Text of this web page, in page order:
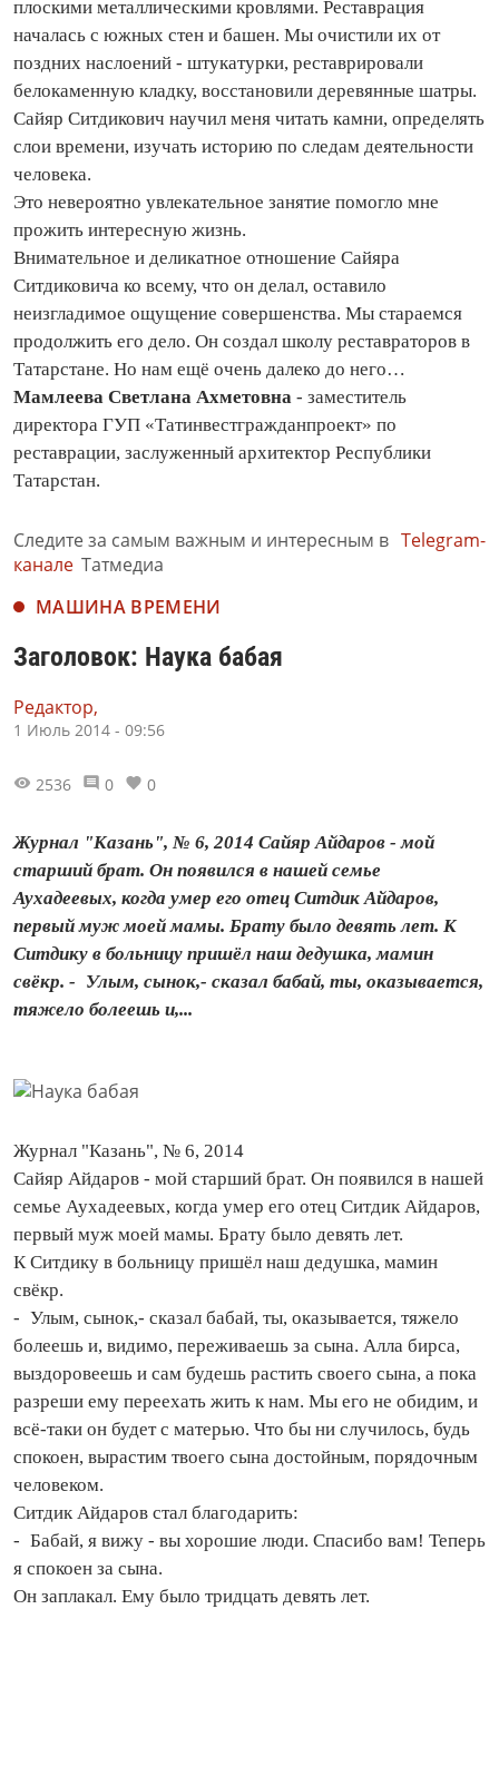
плоскими металлическими кровлями. Реставрация
началась с южных стен и башен. Мы очистили их от
поздних наслоений - штукатурки, реставрировали
белокаменную кладку, восстановили деревянные шатры.
Сайяр Ситдикович научил меня читать камни, определять
слои времени, изучать историю по следам деятельности
человека.
Это невероятно увлекательное занятие помогло мне
прожить интересную жизнь.
Внимательное и деликатное отношение Сайяра
Ситдиковича ко всему, что он делал, оставило
неизгладимое ощущение совершенства. Мы стараемся
продолжить его дело. Он создал школу реставраторов в
Татарстане. Но нам ещё очень далеко до него…
Мамлеева Светлана Ахметовна - заместитель
директора ГУП «Татинвестгражданпроект» по
реставрации, заслуженный архитектор Республики
Татарстан.
Следите за самым важным и интересным в Telegram-
канале Татмедиа
МАШИНА ВРЕМЕНИ
Заголовок: Наука бабая
Редактор,
1 Июль 2014 - 09:56
2536 0 0
Журнал "Казань", № 6, 2014 Сайяр Айдаров - мой
старший брат. Он появился в нашей семье
Аухадеевых, когда умер его отец Ситдик Айдаров,
первый муж моей мамы. Брату было девять лет. К
Ситдику в больницу пришёл наш дедушка, мамин
свёкр. - Улым, сынок,- сказал бабай, ты, оказывается,
тяжело болеешь и,...
Журнал "Казань", № 6, 2014
Сайяр Айдаров - мой старший брат. Он появился в нашей
семье Аухадеевых, когда умер его отец Ситдик Айдаров,
первый муж моей мамы. Брату было девять лет.
К Ситдику в больницу пришёл наш дедушка, мамин
свёкр.
- Улым, сынок,- сказал бабай, ты, оказывается, тяжело
болеешь и, видимо, переживаешь за сына. Алла бирса,
выздоровеешь и сам будешь растить своего сына, а пока
разреши ему переехать жить к нам. Мы его не обидим, и
всё‑таки он будет с матерью. Что бы ни случилось, будь
спокоен, вырастим твоего сына достойным, порядочным
человеком.
Ситдик Айдаров стал благодарить:
- Бабай, я вижу - вы хорошие люди. Спасибо вам! Теперь
я спокоен за сына.
Он заплакал. Ему было тридцать девять лет.